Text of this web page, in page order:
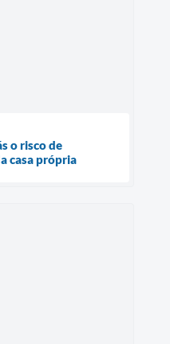
o risco de
casa própria